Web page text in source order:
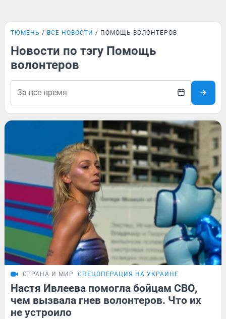
ТЮМЕНЬ ВСЕ НОВОСТИ ПОМОЩЬ ВОЛОНТЕРОВ
Новости по тэгу Помощь
волонтеров
СТРАНА И МИР СПЕЦОПЕРАЦИЯ НА УКРАИНЕ
Настя Ивлеева помогла бойцам СВО,
чем вызвала гнев волонтеров. Что их
не устроило